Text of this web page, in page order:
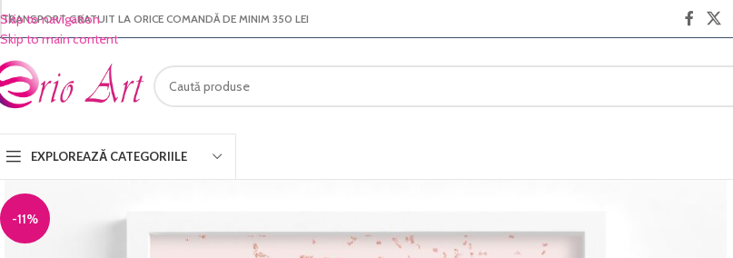
Skip to navigation
Skip to main content
TRANSPORT GRATUIT LA ORICE COMANDĂ DE MINIM 350 LEI
EXPLOREAZĂ CATEGORIILE
-11%